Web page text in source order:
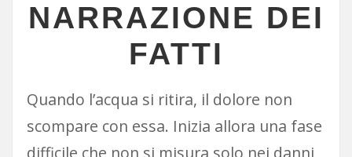
NARRAZIONE DEI
FATTI
Quando l’acqua si ritira, il dolore non
scompare con essa. Inizia allora una fase